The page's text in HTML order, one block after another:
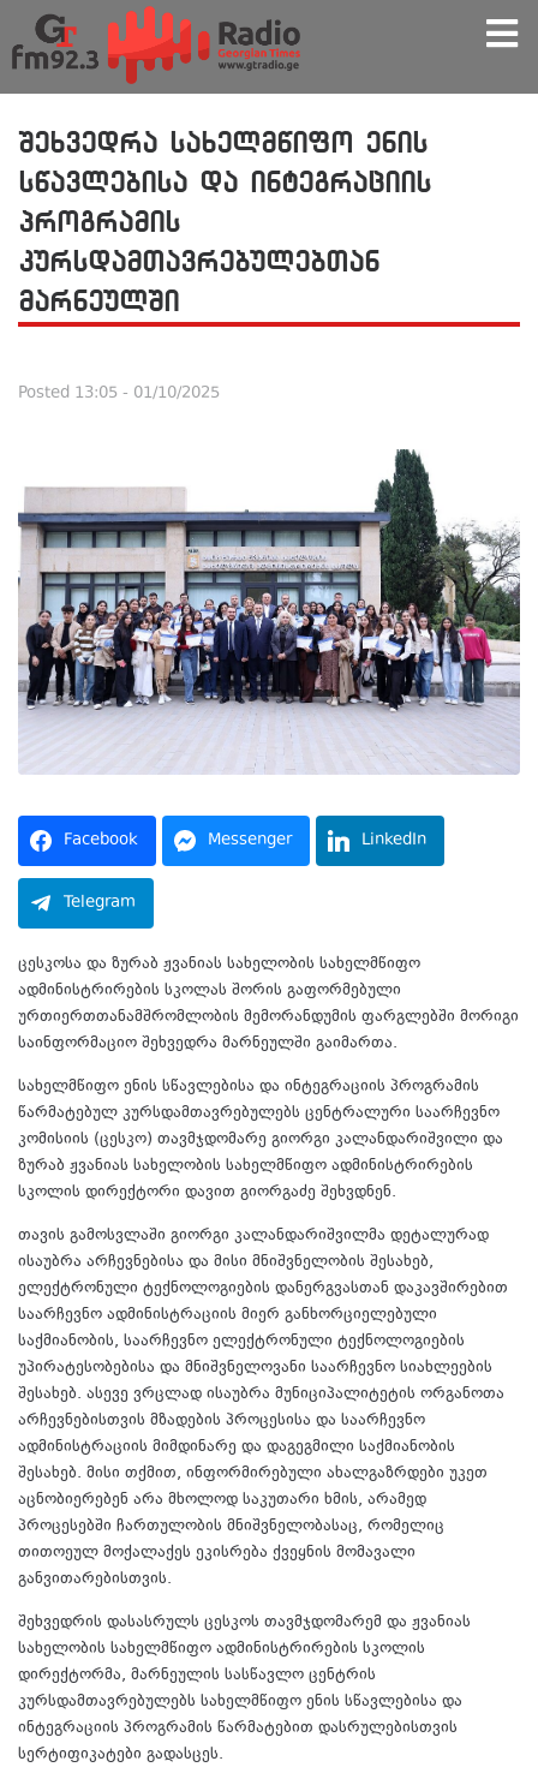
შეხვედრა სახელმწიფო ენის
სწავლებისა და ინტეგრაციის
პროგრამის
კურსდამთავრებულებთან
მარნეულში
Posted 13:05 - 01/10/2025
Facebook Messenger LinkedIn
Telegram
ცესკოსა და ზურაბ ჟვანიას სახელობის სახელმწიფო
ადმინისტრირების სკოლას შორის გაფორმებული
ურთიერთთანამშრომლობის მემორანდუმის ფარგლებში მორიგი
საინფორმაციო შეხვედრა მარნეულში გაიმართა.
სახელმწიფო ენის სწავლებისა და ინტეგრაციის პროგრამის
წარმატებულ კურსდამთავრებულებს ცენტრალური საარჩევნო
კომისიის (ცესკო) თავმჯდომარე გიორგი კალანდარიშვილი და
ზურაბ ჟვანიას სახელობის სახელმწიფო ადმინისტრირების
სკოლის დირექტორი დავით გიორგაძე შეხვდნენ.
თავის გამოსვლაში გიორგი კალანდარიშვილმა დეტალურად
ისაუბრა არჩევნებისა და მისი მნიშვნელობის შესახებ,
ელექტრონული ტექნოლოგიების დანერგვასთან დაკავშირებით
საარჩევნო ადმინისტრაციის მიერ განხორციელებული
საქმიანობის, საარჩევნო ელექტრონული ტექნოლოგიების
უპირატესობებისა და მნიშვნელოვანი საარჩევნო სიახლეების
შესახებ. ასევე ვრცლად ისაუბრა მუნიციპალიტეტის ორგანოთა
არჩევნებისთვის მზადების პროცესისა და საარჩევნო
ადმინისტრაციის მიმდინარე და დაგეგმილი საქმიანობის
შესახებ. მისი თქმით, ინფორმირებული ახალგაზრდები უკეთ
აცნობიერებენ არა მხოლოდ საკუთარი ხმის, არამედ
პროცესებში ჩართულობის მნიშვნელობასაც, რომელიც
თითოეულ მოქალაქეს ეკისრება ქვეყნის მომავალი
განვითარებისთვის.
შეხვედრის დასასრულს ცესკოს თავმჯდომარემ და ჟვანიას
სახელობის სახელმწიფო ადმინისტრირების სკოლის
დირექტორმა, მარნეულის სასწავლო ცენტრის
კურსდამთავრებულებს სახელმწიფო ენის სწავლებისა და
ინტეგრაციის პროგრამის წარმატებით დასრულებისთვის
სერტიფიკატები გადასცეს.